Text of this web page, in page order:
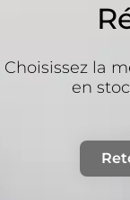
Choisissez la
en